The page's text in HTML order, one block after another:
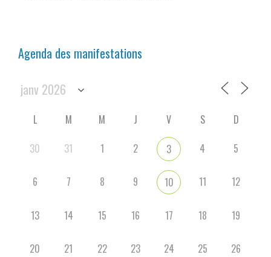
Agenda des manifestations
L M M J V S
D
30
31 1 2 3 4 5
6 7 8 9 10 11 12
13 14 15 16 17 18 19
20 21 22 23 24 25 26